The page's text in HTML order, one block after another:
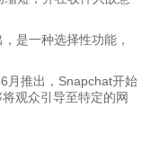
是一种选择性功能，
月推出，Snapchat开始
观众引导至特定的网